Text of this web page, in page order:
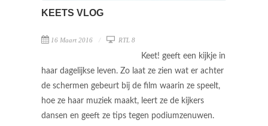
KEETS VLOG
16 Maart 2016 RTL 8
Keet! geeft een kijkje in
haar dagelijkse leven. Zo laat ze zien wat er achter
de schermen gebeurt bij de film waarin ze speelt,
hoe ze haar muziek maakt, leert ze de kijkers
dansen en geeft ze tips tegen podiumzenuwen.